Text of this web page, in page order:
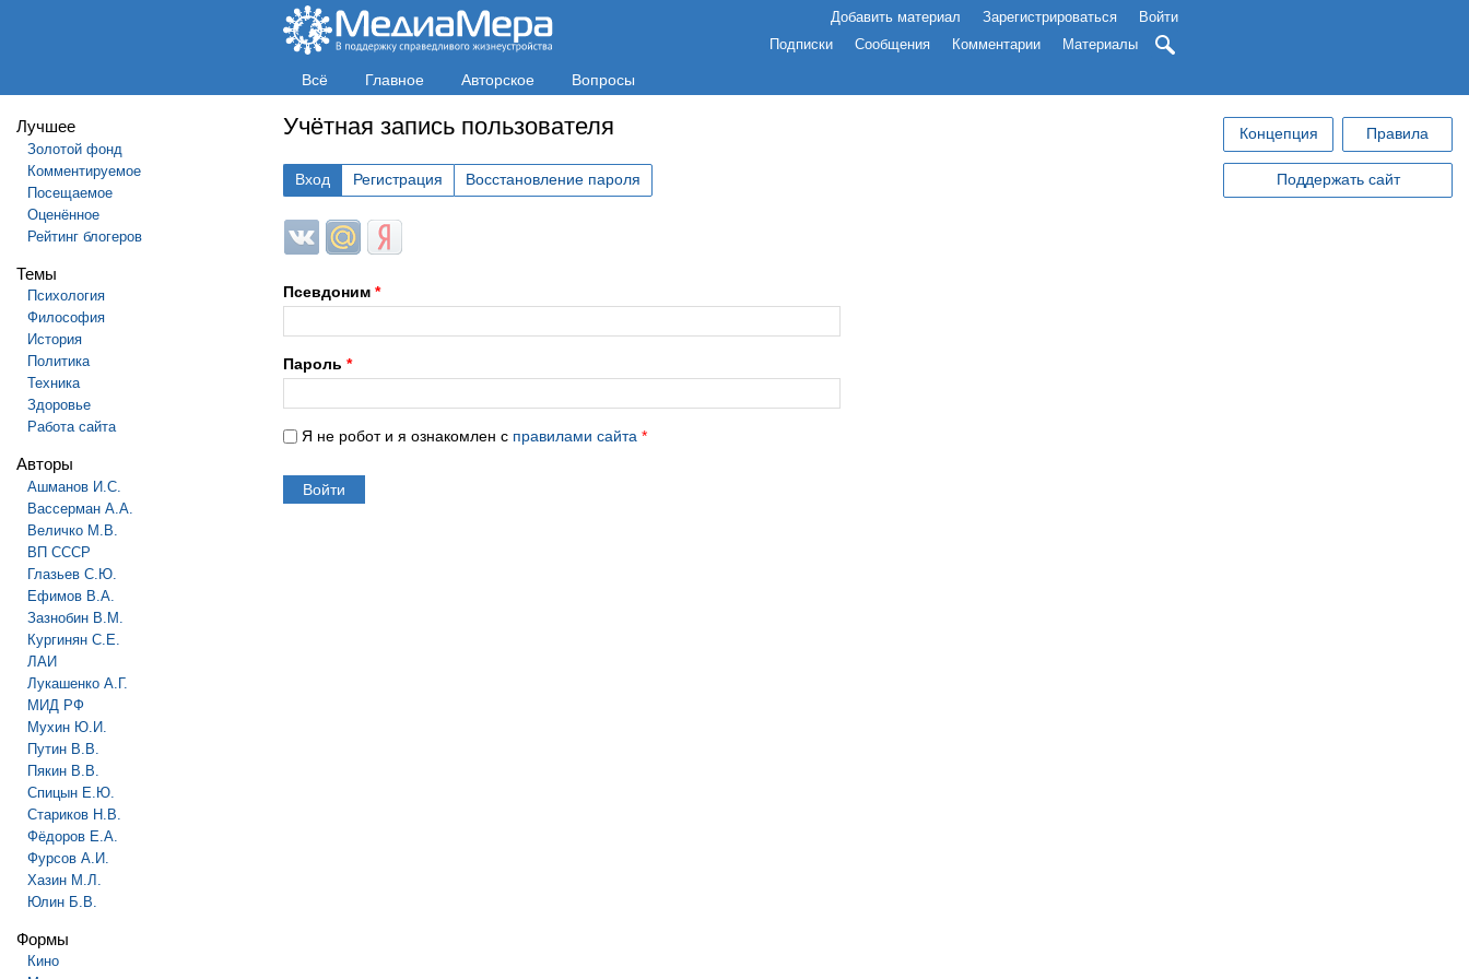
Добавить материал Зарегистрироваться
Войти
Подписки
Сообщения Комментарии Материалы
Всё Главное Авторское Вопросы
Лучшее
Золотой фонд
Комментируемое
Посещаемое
Оценённое
Рейтинг блогеров
Темы
Психология
Философия
История
Политика
Техника
Здоровье
Работа сайта
Авторы
Ашманов И.С.
Вассерман А.А.
Величко М.В.
ВП СССР
Глазьев С.Ю.
Ефимов В.А.
Зазнобин В.М.
Кургинян С.Е.
ЛАИ
Лукашенко А.Г.
МИД РФ
Мухин Ю.И.
Путин В.В.
Пякин В.В.
Спицын Е.Ю.
Стариков Н.В.
Фёдоров Е.А.
Фурсов А.И.
Хазин М.Л.
Юлин Б.В.
Формы
Кино
Учётная запись пользователя
Вход Регистрация Восстановление пароля
Login with ВКонтакте
Login with Mail.ru
Login with Яндекс
Псевдоним *
Пароль *
Я не робот и я ознакомлен с правилами сайта *
Концепция Правила
Поддержать сайт